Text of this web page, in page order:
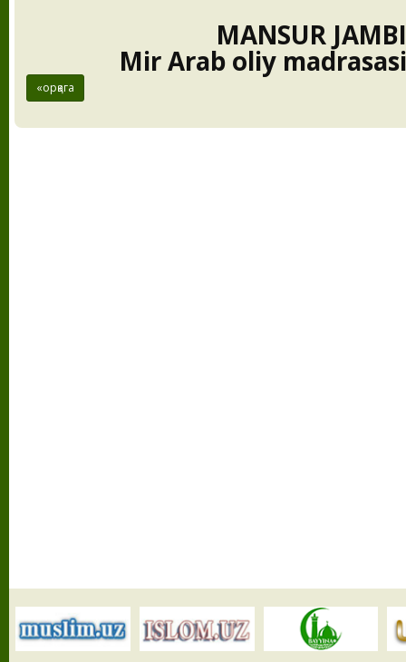
MANSUR
Mir Arab oliy
«орқага